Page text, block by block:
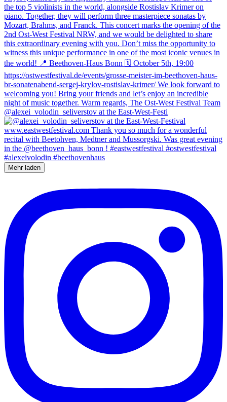
@alexei_volodin_seliverstov at the East-West-Festi
Mehr laden